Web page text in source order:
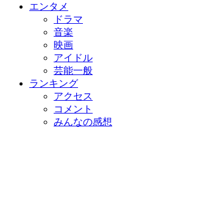
エンタメ
ドラマ
音楽
映画
アイドル
芸能一般
ランキング
アクセス
コメント
みんなの感想